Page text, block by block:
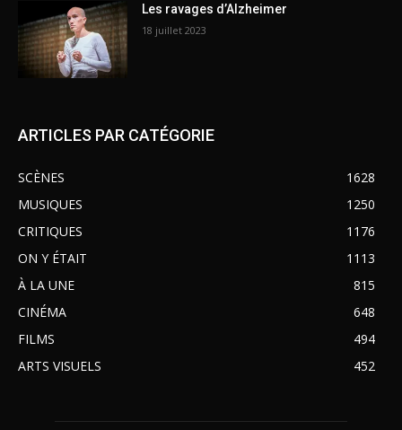
Les ravages d’Alzheimer
18 juillet 2023
ARTICLES PAR CATÉGORIE
SCÈNES
1628
MUSIQUES
1250
CRITIQUES
1176
ON Y ÉTAIT
1113
À LA UNE
815
CINÉMA
648
FILMS
494
ARTS VISUELS
452